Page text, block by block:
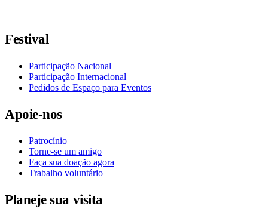
Festival
Participação Nacional
Participação Internacional
Pedidos de Espaço para Eventos
Apoie-nos
Patrocínio
Torne-se um amigo
Faça sua doação agora
Trabalho voluntário
Planeje sua visita